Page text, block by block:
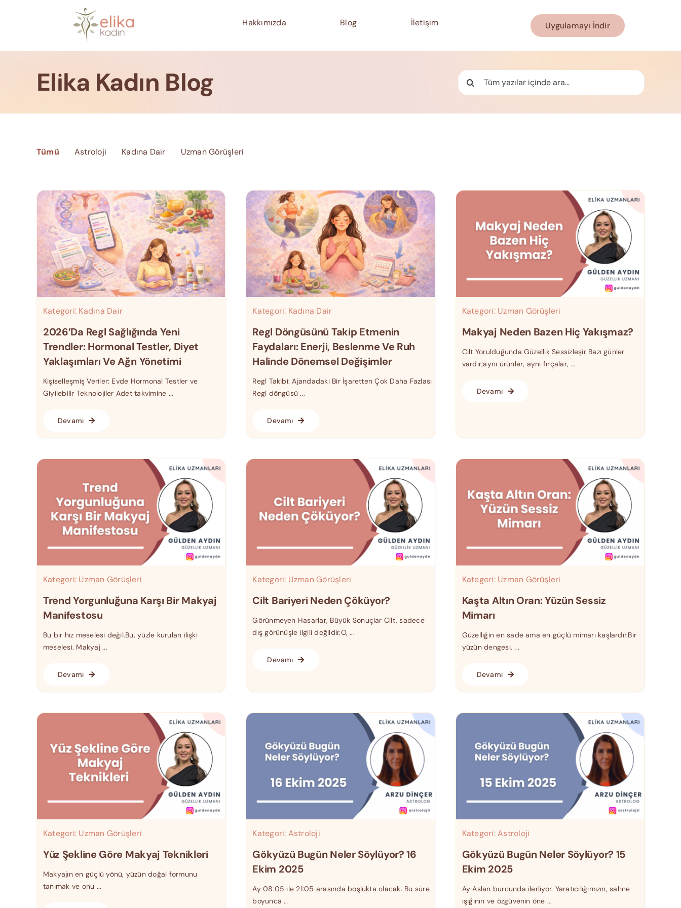
Hakkımızda Blog İletişim Uygulamayı İndir
Elika Kadın Blog Ara:
Tümü Astroloji Kadına Dair Uzman Görüşleri
Kategori: Kadına Dair
2026’da Regl Sağlığında Yeni
Trendler: Hormonal Testler, Diyet
Yaklaşımları Ve Ağrı Yönetimi
Kişiselleşmiş Veriler: Evde Hormonal Testler ve
Giyilebilir Teknolojiler Adet takvimine ...
Devamı
Kategori: Kadına Dair
Regl Döngüsünü Takip Etmenin
Faydaları: Enerji, Beslenme Ve Ruh
Halinde Dönemsel Değişimler
Regl Takibi: Ajandadaki Bir İşaretten Çok Daha Fazlası
Regl döngüsü ...
Devamı
Kategori: Uzman Görüşleri
Makyaj Neden Bazen Hiç Yakışmaz?
Cilt Yorulduğunda Güzellik Sessizleşir Bazı günler
vardır;aynı ürünler, aynı fırçalar, ...
Devamı
Kategori: Uzman Görüşleri
Trend Yorgunluğuna Karşı Bir Makyaj
Manifestosu
Bu bir hız meselesi değil.Bu, yüzle kurulan ilişki
meselesi. Makyaj ...
Devamı
Kategori: Uzman Görüşleri
Cilt Bariyeri Neden Çöküyor?
Görünmeyen Hasarlar, Büyük Sonuçlar Cilt, sadece
dış görünüşle ilgili değildir.O, ...
Devamı
Kategori: Uzman Görüşleri
Kaşta Altın Oran: Yüzün Sessiz
Mimarı
Güzelliğin en sade ama en güçlü mimarı kaşlardır.Bir
yüzün dengesi, ...
Devamı
Kategori: Uzman Görüşleri
Yüz Şekline Göre Makyaj Teknikleri
Makyajın en güçlü yönü, yüzün doğal formunu
tanımak ve onu ...
Kategori: Astroloji
Gökyüzü Bugün Neler Söylüyor? 16
Ekim 2025
Ay 08:05 ile 21:05 arasında boşlukta olacak. Bu süre
boyunca ...
Kategori:Astroloji
Gökyüzü Bugün Neler Söylüyor? 15
Ekim 2025
Ay Aslan burcunda ilerliyor. Yaratıcılığımızın, sahne
ışığının ve özgüvenin öne ...